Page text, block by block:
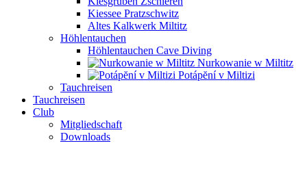
Kiessee Pratzschwitz
Altes Kalkwerk Miltitz
Höhlentauchen
Höhlentauchen Cave Diving
Nurkowanie w Miltitz
Potápĕní v Miltizi
Tauchreisen
Tauchreisen
Club
Mitgliedschaft
Downloads